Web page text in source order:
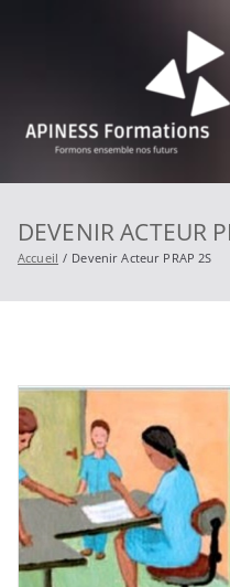
DEVENIR ACTEUR
Accueil Devenir Acteur PRAP 2S